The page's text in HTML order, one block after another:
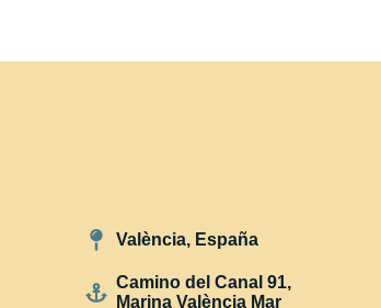
València, España
Camino del Canal 91,
Marina València Mar